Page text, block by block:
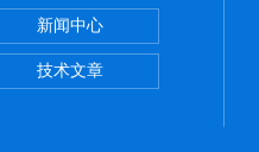
新闻中心
技术文章